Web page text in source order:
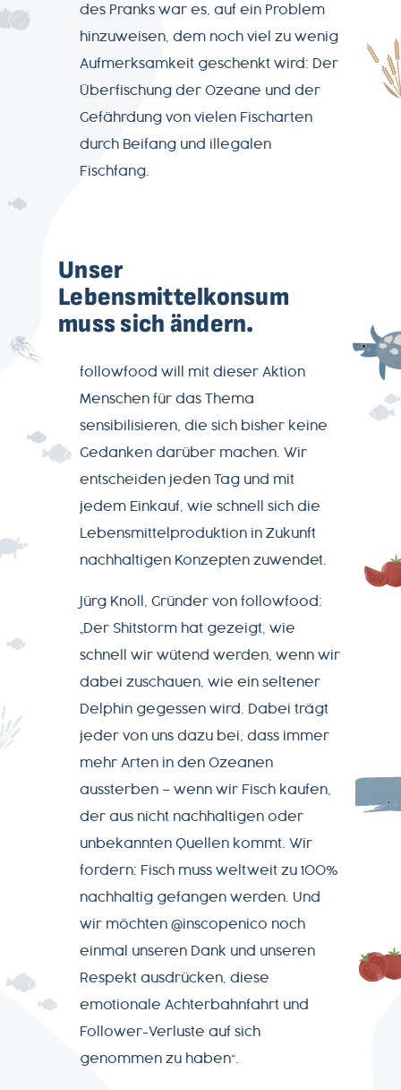
des Pranks war es, auf ein Problem
hinzuweisen, dem noch viel zu wenig
Aufmerksamkeit geschenkt wird: Der
Überfischung der Ozeane und der
Gefährdung von vielen Fischarten
durch Beifang und illegalen
Fischfang.
Unser
Lebensmittelkonsum
muss sich ändern.
followfood will mit dieser Aktion
Menschen für das Thema
sensibilisieren, die sich bisher keine
Gedanken darüber machen. Wir
entscheiden jeden Tag und mit
jedem Einkauf, wie schnell sich die
Lebensmittelproduktion in Zukunft
nachhaltigen Konzepten zuwendet.
Jürg Knoll, Gründer von followfood:
„Der Shitstorm hat gezeigt, wie
schnell wir wütend werden, wenn wir
dabei zuschauen, wie ein seltener
Delphin gegessen wird. Dabei trägt
jeder von uns dazu bei, dass immer
mehr Arten in den Ozeanen
aussterben – wenn wir Fisch kaufen,
der aus nicht nachhaltigen oder
unbekannten Quellen kommt. Wir
fordern: Fisch muss weltweit zu 100%
nachhaltig gefangen werden. Und
wir möchten @inscopenico noch
einmal unseren Dank und unseren
Respekt ausdrücken, diese
emotionale Achterbahnfahrt und
Follower-Verluste auf sich
genommen zu haben“.